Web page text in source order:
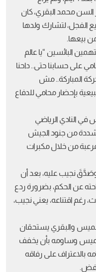
السن محمد البقري، كان
الفجل، لتشارك ولدها
من بيعها.
البائسين “يا عالم
على حسابنا حتى.. داحنا
المباركة.. مش
بإحضار محامي للدفاع
في النادي الرياضي
من جنود الجيش
من خلال مكبرات
نجيب عليه، بعد أن
عن الحكم، بضرورة ردع
رغم اقتناعه، يعني نجيب،
والبقري يستحقان
وساومه بأن يخفف
بالاعتراف على رفاقه
رفض.